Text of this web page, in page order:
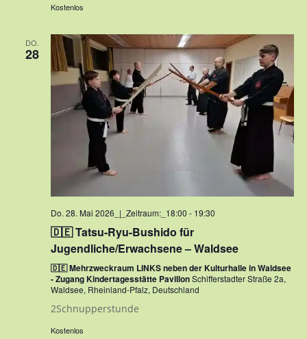
Kostenlos
DO.
28
Do. 28. Mai 2026_|_Zeitraum:_18:00 - 19:30
🇩🇪 Tatsu-Ryu-Bushido für
Jugendliche/Erwachsene – Waldsee
🇩🇪 Mehrzweckraum LINKS neben der Kulturhalle in Waldsee
- Zugang Kindertagesstätte PavillonSchifferstadter Straße 2a,
Waldsee, Rheinland-Pfalz, Deutschland
2Schnupperstunde
Kostenlos